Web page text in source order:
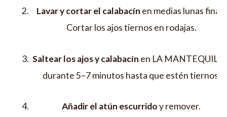
Lavar y cortar el calabacín en medias lunas finas.
Cortar los ajos tiernos en rodajas.
Saltear los ajos y calabacín en LA
durante 5–7 minutos hasta que estén tiernos.
Añadir el atún escurridoy remover.